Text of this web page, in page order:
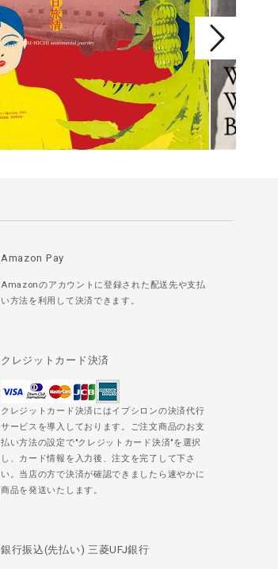
Amazon Pay
Amazonのアカウントに登録された配送先や支払
い方法を利用して決済できます。
クレジットカード決済
クレジットカード決済にはイプシロンの決済代行
サービスを導入しております。ご注文商品のお支
払い方法の設定で"クレジットカード決済"を選択
し、カード情報を入力後、注文を完了して下さ
い。当店の方で決済が確認できましたら速やかに
商品を発送いたします。
銀行振込(先払い) 三菱UFJ銀行